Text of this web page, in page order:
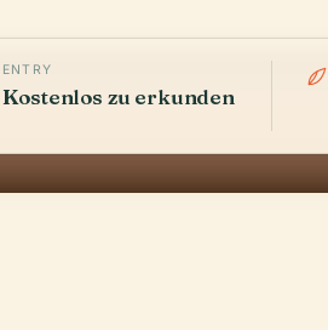
ENTRY
Kostenlos zu erkunden